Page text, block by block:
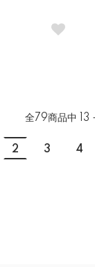
全79商品中
2 3 4